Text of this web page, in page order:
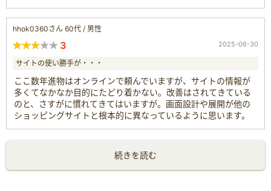
hhok0360さん 60代 / 男性
3 2025-06-30
サイトの使い勝手が・・・
ここ数年進物はオンラインで頼んでいますが、サイトの情報が
多くてなかなか目的にたどり着かない。改善はされてきている
のと、さすがに慣れてきてはいますが。画面設計や展開が他の
ショッピングサイトと根本的に異なっているように思います。
続きを読む